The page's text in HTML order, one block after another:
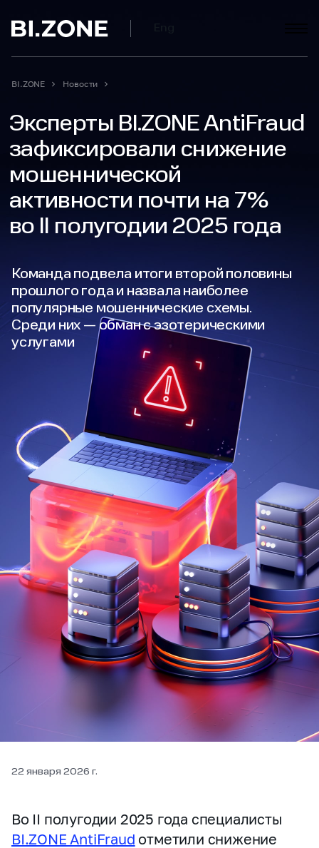
BI.ZONE Новости
Эксперты BI.ZONE AntiFraud
зафиксировали снижение
мошеннической
активности почти на 7%
во II полугодии 2025 года
Команда подвела итоги второй половины
прошлого года и назвала наиболее
популярные мошеннические схемы.
Среди них — обман с эзотерическими
услугами
22 января 2026 г.
Во II полугодии 2025 года специалисты
BI.ZONE AntiFraud отметили снижение